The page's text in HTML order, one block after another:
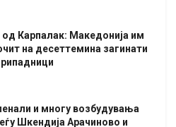
од Карпалак: Македонија им
на десеттемина загинати
и многу возбудувања
Шкендија Арачиново и